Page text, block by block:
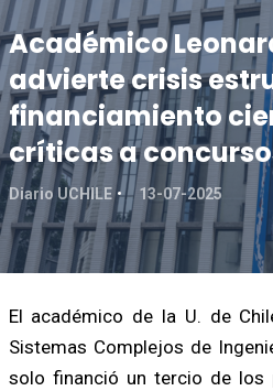
Académico
advierte crisis
financiamiento
críticas a
Diario UCHILE 13-07-2025
El académico de la U. de
Sistemas Complejos de
solo financió un tercio de los